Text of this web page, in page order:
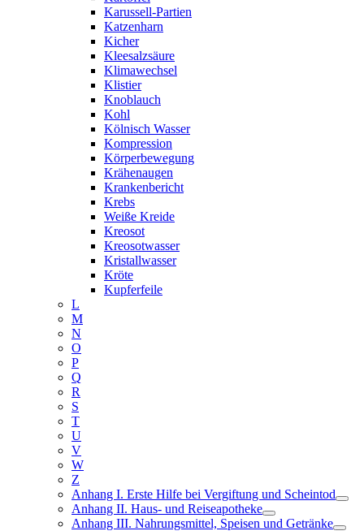
Karussell-Partien
Katzenharn
Kicher
Kleesalzsäure
Klimawechsel
Klistier
Knoblauch
Kohl
Kölnisch Wasser
Kompression
Körperbewegung
Krähenaugen
Krankenbericht
Krebs
Weiße Kreide
Kreosot
Kreosotwasser
Kristallwasser
Kröte
Kupferfeile
L
M
N
O
P
Q
R
S
T
U
V
W
Z
Anhang I. Erste Hilfe bei Vergiftung und Scheintod
Anhang II. Haus- und Reiseapotheke
Anhang III. Nahrungsmittel, Speisen und Getränke